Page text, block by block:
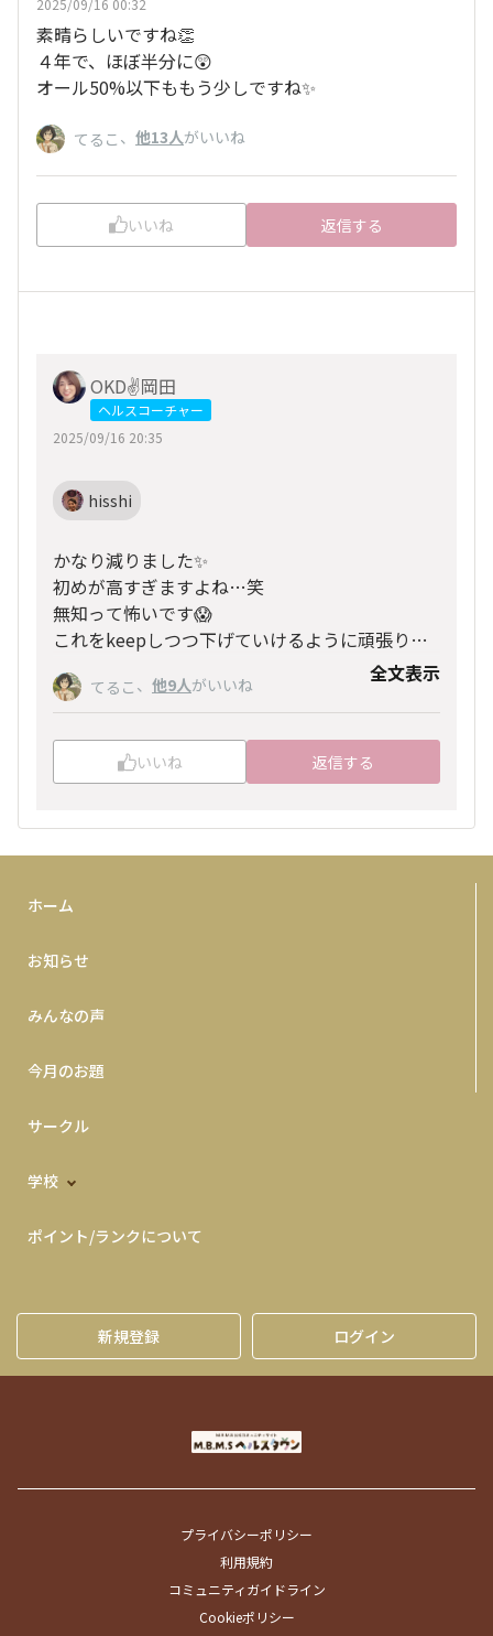
2025/09/16 00:32
素晴らしいですね👏
４年で、ほぼ半分に😲
オール50%以下ももう少しですね✨
てるこ 、 他13人がいいね
いいね 返信する
OKD✌️岡田
ヘルスコーチャー
2025/09/16 20:35
hisshi
かなり減りました✨
初めが高すぎますよね…笑
無知って怖いです😱
これをkeepしつつ下げていけるように頑張りま
す💪
てるこ 、 他9人がいいね 全文表示
いいね 返信する
ホーム
お知らせ
みんなの声
今月のお題
サークル
学校
ポイント/ランクについて
新規登録 ログイン
プライバシーポリシー
利用規約
コミュニティガイドライン
Cookieポリシー